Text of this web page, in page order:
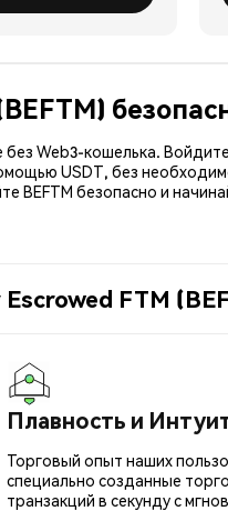
Web3-кошелька.
USDT, без
безопасно и
FTM
Плавность и
Торговый опыт наших
специально созданные
транзакций в секунду с